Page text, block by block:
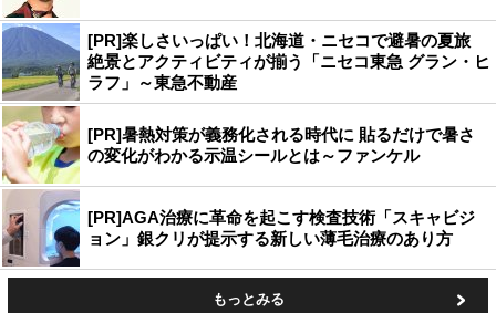
[PR]楽しさいっぱい！北海道・ニセコで避暑の夏旅
絶景とアクティビティが揃う「ニセコ東急 グラン・ヒ
ラフ」～東急不動産
[PR]暑熱対策が義務化される時代に 貼るだけで暑さ
の変化がわかる示温シールとは～ファンケル
[PR]AGA治療に革命を起こす検査技術「スキャビジ
ョン」銀クリが提示する新しい薄毛治療のあり方
もっとみる